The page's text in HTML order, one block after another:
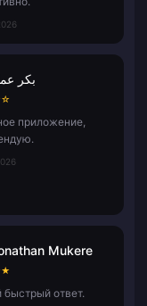
بكر
☆
приложение,
Mukere
★
ответ.